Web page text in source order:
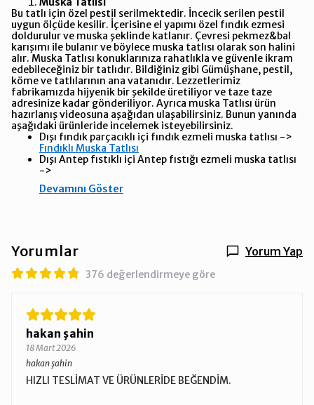
Bu tatlı için özel pestil serilmektedir. İncecik serilen pestil
uygun ölçüde kesilir. İçerisine el yapımı özel fındık ezmesi
doldurulur ve muska şeklinde katlanır. Çevresi pekmez&bal
karışımı ile bulanır ve böylece muska tatlısı olarak son halini
alır. Muska Tatlısı konuklarınıza rahatlıkla ve güvenle ikram
edebileceğiniz bir tatlıdır. Bildiğiniz gibi Gümüşhane, pestil,
köme ve tatlılarının ana vatanıdır. Lezzetlerimiz
fabrikamızda hijyenik bir şekilde üretiliyor ve taze taze
adresinize kadar gönderiliyor. Ayrıca muska Tatlısı ürün
hazırlanış videosuna aşağıdan ulaşabilirsiniz. Bunun yanında
aşağıdaki ürünleride incelemek isteyebilirsiniz.
Dışı fındık parçacıklı içi fındık ezmeli muska tatlısı ->
Fındıklı Muska Tatlısı
Dışı Antep fıstıklı içi Antep fıstığı ezmeli muska tatlısı
->
Devamını Göster
Yorumlar Yorum Yap
376 değerlendirmeye göre
hakan şahin
18 Mart 2026
hakan şahin
HIZLI TESLİMAT VE ÜRÜNLERİDE BEĞENDİM.